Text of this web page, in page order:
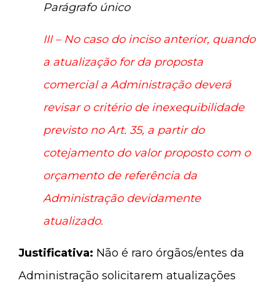
Parágrafo único
III – No caso do inciso anterior, quando
a atualização for da proposta
comercial a Administração deverá
revisar o critério de inexequibilidade
previsto no Art. 35, a partir do
cotejamento do valor proposto com o
orçamento de referência da
Administração devidamente
atualizado.
Justificativa: Não é raro órgãos/entes da
Administração solicitarem atualizações